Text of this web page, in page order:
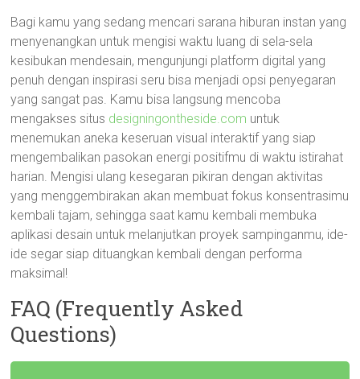
Bagi kamu yang sedang mencari sarana hiburan instan yang
menyenangkan untuk mengisi waktu luang di sela-sela
kesibukan mendesain, mengunjungi platform digital yang
penuh dengan inspirasi seru bisa menjadi opsi penyegaran
yang sangat pas. Kamu bisa langsung mencoba
mengakses situs designingontheside.com untuk
menemukan aneka keseruan visual interaktif yang siap
mengembalikan pasokan energi positifmu di waktu istirahat
harian. Mengisi ulang kesegaran pikiran dengan aktivitas
yang menggembirakan akan membuat fokus konsentrasimu
kembali tajam, sehingga saat kamu kembali membuka
aplikasi desain untuk melanjutkan proyek sampinganmu, ide-
ide segar siap dituangkan kembali dengan performa
maksimal!
FAQ (Frequently Asked
Questions)